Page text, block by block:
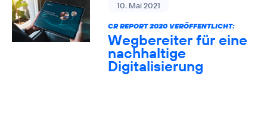
10. Mai 2021
CR REPORT 2020 VERÖFFENTLICHT:
Wegbereiter für eine
nachhaltige
Digitalisierung